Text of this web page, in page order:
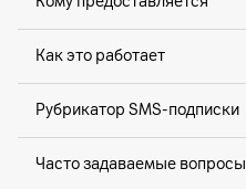
Как это работает
Рубрикатор SMS-подписки
Часто задаваемые вопросы